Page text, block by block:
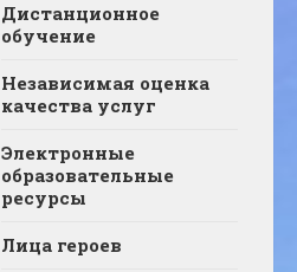
Дистанционное
обучение
Независимая оценка
качества услуг
Электронные
образовательные
ресурсы
Лица героев